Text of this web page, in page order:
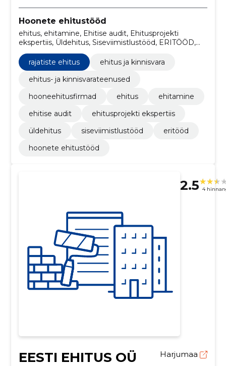
Hoonete ehitustööd
ehitus, ehitamine, Ehitise audit, Ehitusprojekti
ekspertiis, Üldehitus, Siseviimistlustööd, ERITÖÖD,
rajatiste ehitus, ehitus ja kinnisvara, ehitus- ja
kinnisvarateenused
rajatiste ehitus
ehitus ja kinnisvara
ehitus- ja kinnisvarateenused
hooneehitusfirmad
ehitus
ehitamine
ehitise audit
ehitusprojekti ekspertiis
üldehitus
siseviimistlustööd
eritööd
hoonete ehitustööd
2.5 4
EESTI EHITUS OÜ Harjumaa